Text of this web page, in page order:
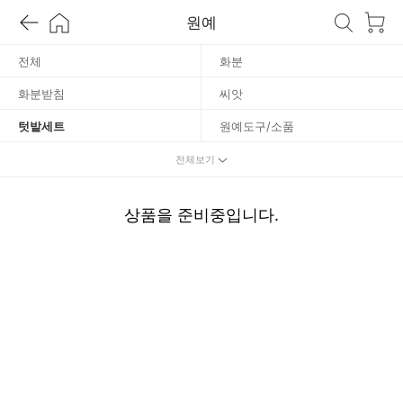
원예
전체 화분
화분받침 씨앗
텃밭세트 원예도구/소품
배양토
전체보기
상품을 준비중입니다.